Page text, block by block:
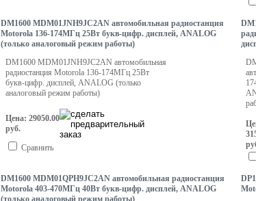
DM1600 MDM01JNH9JC2AN автомобильная радиостанция
Motorola 136-174МГц 25Вт букв-цифр. дисплей, ANALOG
(только аналоговый режим работы)
DM1600 MDM01JNH9JC2AN автомобильная
радиостанция Motorola 136-174МГц 25Вт
букв-цифр. дисплей, ANALOG (только
аналоговый режим работы)
Цена: 29050.00
руб.
Сравнить
DM1600 MDM01QPH9JC2AN автомобильная радиостанция
Motorola 403-470МГц 40Вт букв-цифр. дисплей, ANALOG
(только аналоговый режим работы)